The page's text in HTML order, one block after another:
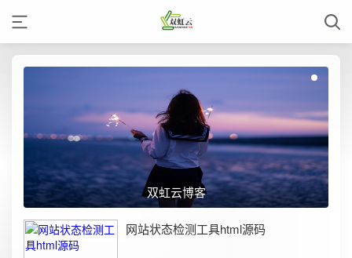
双虹云博客
网站状态检测工具html源码